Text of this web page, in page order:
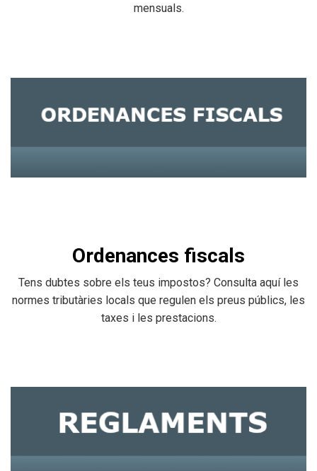
mensuals.
Ordenances fiscals
Tens dubtes sobre els teus impostos? Consulta aquí les
normes tributàries locals que regulen els preus públics, les
taxes i les prestacions.